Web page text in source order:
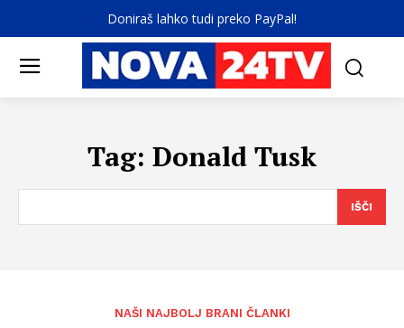
Doniraš lahko tudi preko PayPal!
Tag: Donald Tusk
IŠČI
NAŠI NAJBOLJ BRANI ČLANKI